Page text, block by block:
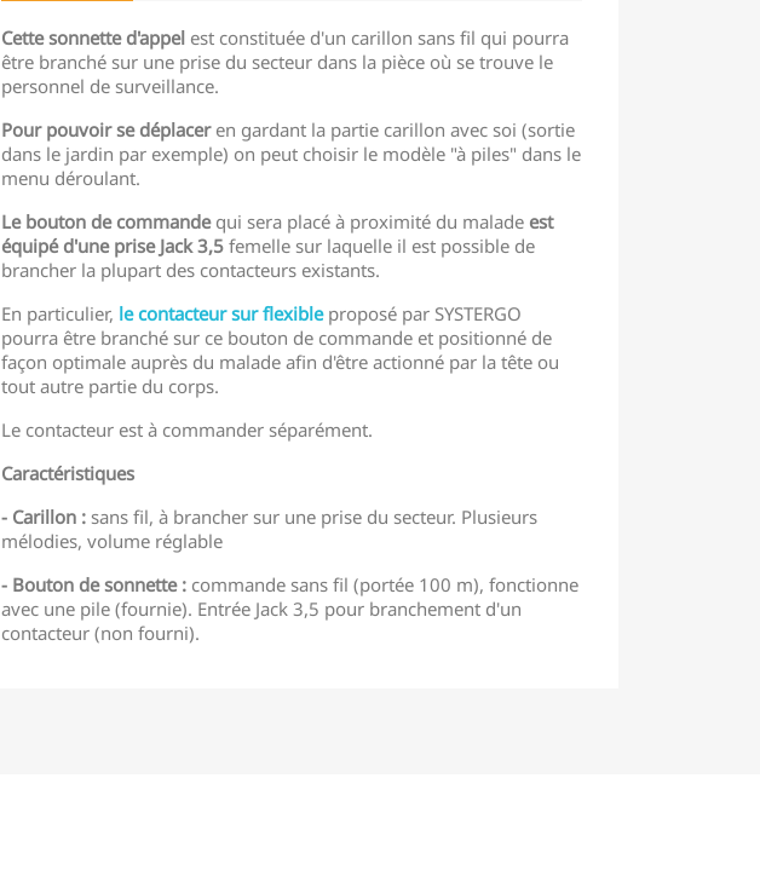
Cette sonnette d'appel est constituée d'un carillon sans fil qui pourra
être branché sur une prise du secteur dans la pièce où se trouve le
personnel de surveillance.
Pour pouvoir se déplaceren gardant la partie carillon avec soi (sortie
dans le jardin par exemple) on peut choisir le modèle "à piles" dans le
menu déroulant.
Le bouton de commandequi sera placé à proximité du malade est
équipé d'une prise Jack 3,5 femelle sur laquelle il est possible de
brancher la plupart des contacteurs existants.
En particulier, le contacteur sur flexibleproposé par SYSTERGO
pourra être branché sur ce bouton de commande et positionné de
façon optimale auprès du malade afin d'être actionné par la tête ou
tout autre partie du corps.
Le contacteur est à commander séparément.
Caractéristiques
- Carillon : sans fil, à brancher sur une prise du secteur. Plusieurs
mélodies, volume réglable
- Bouton de sonnette : commande sans fil (portée 100 m), fonctionne
avec une pile (fournie). Entrée Jack 3,5 pour branchement d'un
contacteur (non fourni).